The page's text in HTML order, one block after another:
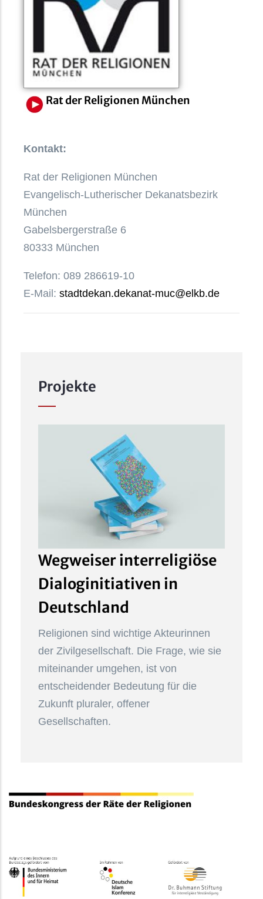
Rat der Religionen München
Kontakt:
Rat der Religionen München
Evangelisch-Lutherischer Dekanatsbezirk
München
Gabelsbergerstraße 6
80333 München
Telefon: 089 286619-10
E-Mail: stadtdekan.dekanat-muc@elkb.de
Projekte
Wegweiser interreligiöse
Dialoginitiativen in
Deutschland
Religionen sind wichtige Akteurinnen
der Zivilgesellschaft. Die Frage, wie sie
miteinander umgehen, ist von
entscheidender Bedeutung für die
Zukunft pluraler, offener
Gesellschaften.